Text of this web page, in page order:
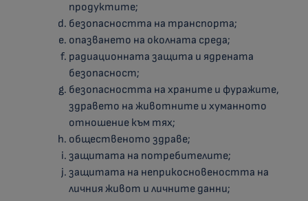
продуктите;
безопасността на транспорта;
опазването на околната среда;
радиационната защита и ядрената
безопасност;
безопасността на храните и фуражите,
здравето на животните и хуманното
отношение към тях;
общественото здраве;
защитата на потребителите;
защитата на неприкосновеността на
личния живот и личните данни;